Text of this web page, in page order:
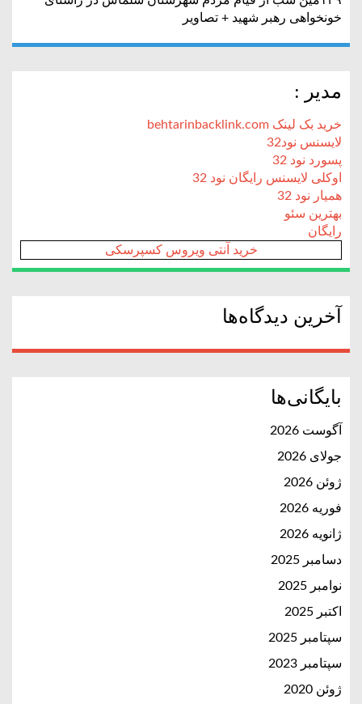
خونخواهی رهبر شهید + تصاویر
مدیر :
خرید بک لینک behtarinbacklink.com
لایسنس نود32
پسورد نود 32
اوکلی لایسنس رایگان نود 32
همیار نود 32
بهترین سئو
رایگان
خرید آنتی ویروس کسپرسکی
آخرین دیدگاه‌ها
بایگانی‌ها
آگوست 2026
جولای 2026
ژوئن 2026
فوریه 2026
ژانویه 2026
دسامبر 2025
نوامبر 2025
اکتبر 2025
سپتامبر 2025
سپتامبر 2023
ژوئن 2020